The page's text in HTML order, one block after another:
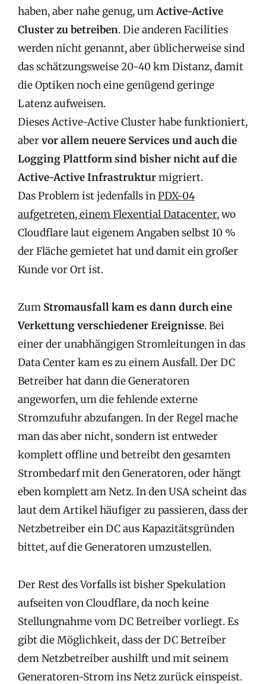
haben, aber nahe genug, umActive-Active
Cluster zu betreiben. Die anderen Facilities
werden nicht genannt, aber üblicherweise sind
das schätzungsweise 20-40 km Distanz, damit
die Optiken noch eine genügend geringe
Latenz aufweisen.
Dieses Active-Active Cluster habe funktioniert,
abervor allem neuere Services und auch die
Logging Plattform sind bisher nicht auf die
Active-Active Infrastrukturmigriert.
Das Problem ist jedenfalls inPDX-04
aufgetreten, einem Flexential Datacenter, wo
Cloudflare laut eigenem Angaben selbst 10 %
der Fläche gemietet hat und damit ein großer
Kunde vor Ort ist.
Zum Stromausfall kam es dann durch eine
Verkettung verschiedener Ereignisse. Bei
einer der unabhängigen Stromleitungen in das
Data Center kam es zu einem Ausfall. Der DC
Betreiber hat dann die Generatoren
angeworfen, um die fehlende externe
Stromzufuhr abzufangen. In der Regel mache
man das aber nicht, sondern ist entweder
komplett offline und betreibt den gesamten
Strombedarf mit den Generatoren, oder hängt
eben komplett am Netz. In den USA scheint das
laut dem Artikel häufiger zu passieren, dass der
Netzbetreiber ein DC aus Kapazitätsgründen
bittet, auf die Generatoren umzustellen.
Der Rest des Vorfalls ist bisher Spekulation
aufseiten von Cloudflare, da noch keine
Stellungnahme vom DC Betreiber vorliegt. Es
gibt die Möglichkeit, dass der DC Betreiber
dem Netzbetreiber aushilft und mit seinem
Generatoren-Strom ins Netz zurück einspeist.